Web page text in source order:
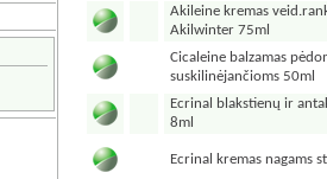
Akileine kremas
Akilwinter 75ml
Cicaleine balzamas
suskilinėjančioms 50ml
Ecrinal blakstienų ir
8ml
Ecrinal kremas nagams